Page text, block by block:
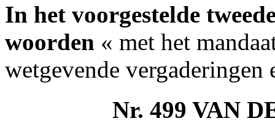
In het voorgestelde
woorden « met het
wetgevende vergaderingen
Nr. 499 VAN